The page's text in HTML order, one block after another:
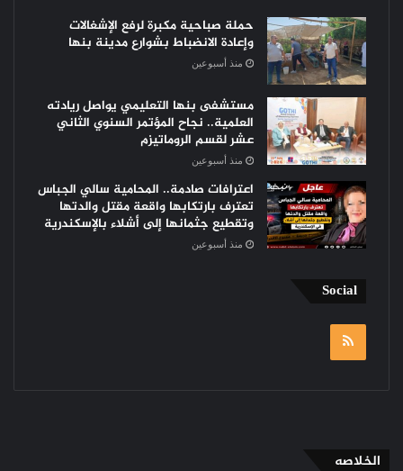
حملة صباحية مكبرة لرفع الإشغالات
وإعادة الانضباط بشوارع مدينة بنها
منذ أسبوعين
مستشفى بنها التعليمي يواصل ريادته
العلمية.. نجاح المؤتمر السنوي الثاني
عشر لقسم الروماتيزم
منذ أسبوعين
اعترافات صادمة.. المحامية سالي الجباس
تعترف بارتكابها واقعة مقتل والدتها
وتقطيع جثمانها إلى أشلاء بالإسكندرية
منذ أسبوعين
Social
RSS
الخلاصه